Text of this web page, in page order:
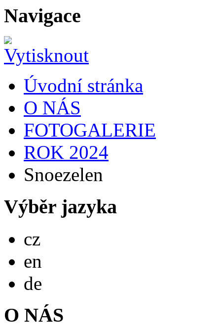
Navigace
Úvodní stránka
O NÁS
FOTOGALERIE
ROK 2024
Snoezelen
Výběr jazyka
cz
en
de
O NÁS